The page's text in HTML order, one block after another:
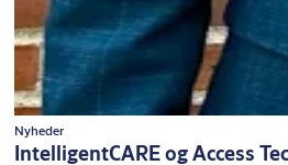
Nyheder
IntelligentCARE og Access